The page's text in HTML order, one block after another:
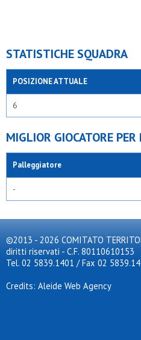
STATISTICHE SQUADRA
POSIZIONE ATTUALE
6
MIGLIOR GIOCATORE PER
Palleggiatore
-
©2013 - 2026 COMITATO
diritti riservati - C.F. 80110610153
Tel. 02 5839.1401 / Fax 02
Credits: Aleide Web Agency